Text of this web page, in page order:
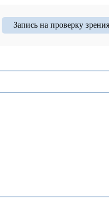
Запись на проверку зрения